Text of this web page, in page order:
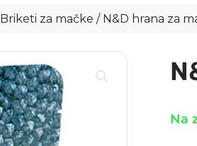
Briketi za mačke / N&D hrana za
Na